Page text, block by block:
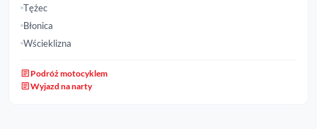
Tężec
Błonica
Wścieklizna
article Podróż motocyklem
articleWyjazd na narty